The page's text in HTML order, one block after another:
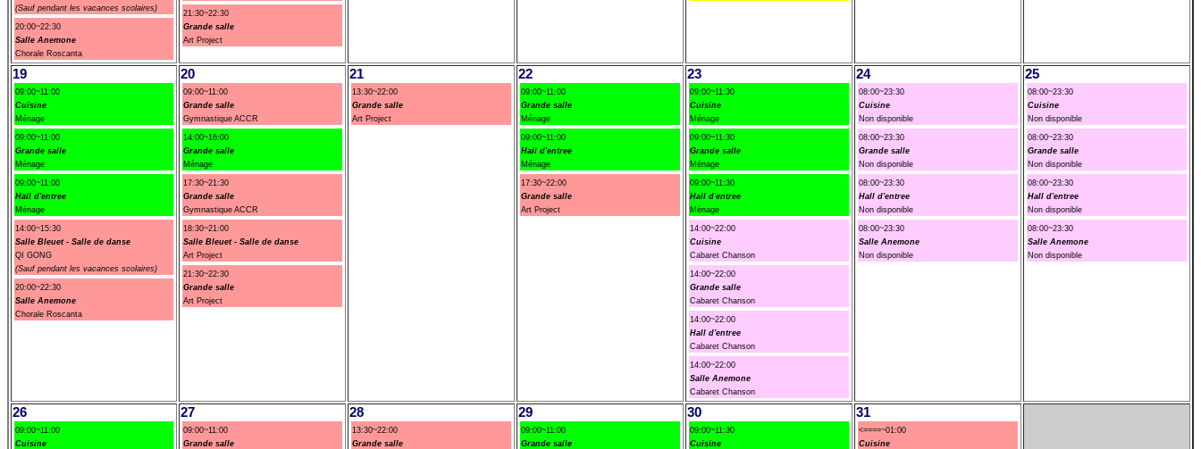
(Sauf pendant les vacances scolaires)
20:00~22:30
Salle Anemone
Chorale Roscanta
21:30~22:30
Grande salle
Art Project
19
09:00~11:00
Cuisine
Ménage
09:00~11:00
Grande salle
Ménage
09:00~11:00
Hall d'entree
Ménage
14:00~15:30
Salle Bleuet - Salle de danse
QI GONG
(Sauf pendant les vacances scolaires)
20:00~22:30
Salle Anemone
Chorale Roscanta
20
09:00~11:00
Grande salle
Gymnastique ACCR
14:00~16:00
Grande salle
Ménage
17:30~21:30
Grande salle
Gymnastique ACCR
18:30~21:00
Salle Bleuet - Salle de danse
Art Project
21:30~22:30
Grande salle
Art Project
21
13:30~22:00
Grande salle
Art Project
22
09:00~11:00
Grande salle
Ménage
09:00~11:00
Hall d'entree
Ménage
17:30~22:00
Grande salle
Art Project
23
09:00~11:30
Cuisine
Ménage
09:00~11:30
Grande salle
Ménage
09:00~11:30
Hall d'entree
Ménage
14:00~22:00
Cuisine
Cabaret Chanson
14:00~22:00
Grande salle
Cabaret Chanson
14:00~22:00
Hall d'entree
Cabaret Chanson
14:00~22:00
Salle Anemone
Cabaret Chanson
24
08:00~23:30
Cuisine
Non disponible
08:00~23:30
Grande salle
Non disponible
08:00~23:30
Hall d'entree
Non disponible
08:00~23:30
Salle Anemone
Non disponible
25
08:00~23:30
Cuisine
Non disponible
08:00~23:30
Grande salle
Non disponible
08:00~23:30
Hall d'entree
Non disponible
08:00~23:30
Salle Anemone
Non disponible
26
09:00~11:00
Cuisine
27
09:00~11:00
Grande salle
28
13:30~22:00
Grande salle
29
09:00~11:00
Grande salle
30
09:00~11:30
Cuisine
31
<====~01:00
Cuisine